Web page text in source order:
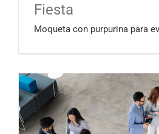
Fiesta
Moqueta con purpurina para